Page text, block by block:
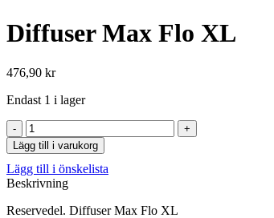
Diffuser Max Flo XL
476,90 kr
Endast 1 i lager
Diffuser
Max
Flo
XL
mängd
Lägg till i varukorg
Lägg till i önskelista
Beskrivning
Reservedel. Diffuser Max Flo XL